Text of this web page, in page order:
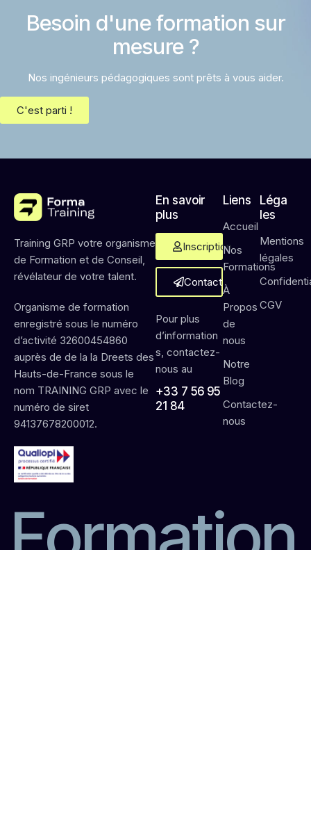
Besoin d'une formation sur
mesure ?
Nos ingénieurs pédagogiques sont prêts à vous aider.
C'est parti !
Training GRP votre organisme
de Formation et de Conseil,
révélateur de votre talent.
Organisme de formation
enregistré sous le numéro
d’activité 32600454860
auprès de de la la Dreets des
Hauts-de-France sous le
nom TRAINING GRP avec le
numéro de siret
94137678200012.
En savoir
plus
Inscription
Contact
Pour plus
d’information
s, contactez-
nous au
+33 7 56 95
21 84
Liens
Accueil
Nos
Formations
À
Propos
de
nous
Notre
Blog
Contactez-
nous
Léga
les
Mentions
légales
CGV
Formation